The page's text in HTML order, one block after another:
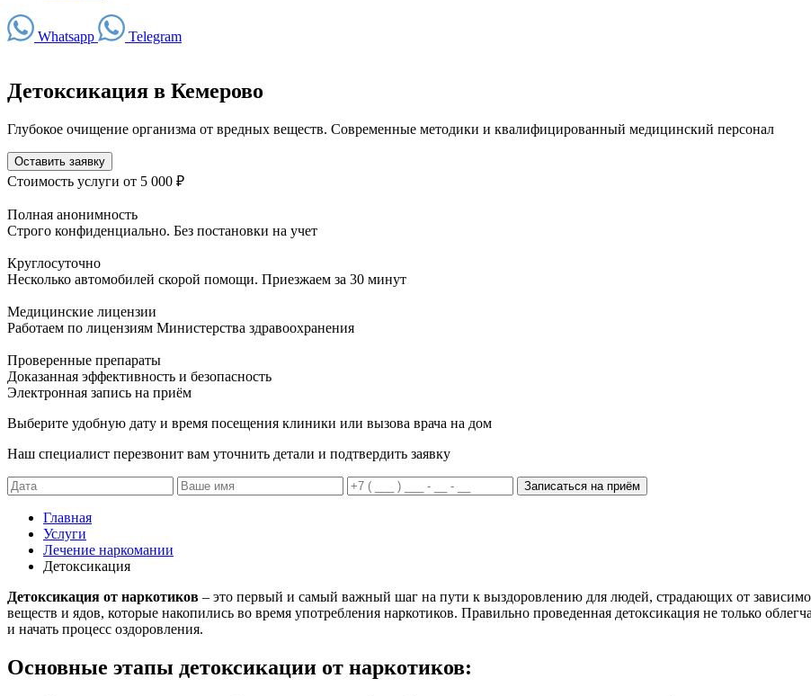
Whatsapp Telegram
Детоксикация в Кемерово
Глубокое очищение организма от вредных веществ. Современные методики и квалифицированный медицинский персонал
Оставить заявку
Стоимость услуги от 5 000 ₽
Полная анонимность
Строго конфиденциально. Без постановки на учет
Круглосуточно
Несколько автомобилей скорой помощи. Приезжаем за 30 минут
Медицинские лицензии
Работаем по лицензиям Министерства здравоохранения
Проверенные препараты
Доказанная эффективность и безопасность
Электронная запись на приём
Выберите удобную дату и время посещения клиники или вызова врача на дом
Наш специалист перезвонит вам уточнить детали и подтвердить заявку
Записаться на приём
Главная
Услуги
Лечение наркомании
Детоксикация
Детоксикация от наркотиков – это первый и самый важный шаг на пути к выздоровлению для людей, страдающих от
веществ и ядов, которые накопились во время употребления наркотиков. Правильно проведенная детоксикация не только
и начать процесс оздоровления.
Основные этапы детоксикации от наркотиков: